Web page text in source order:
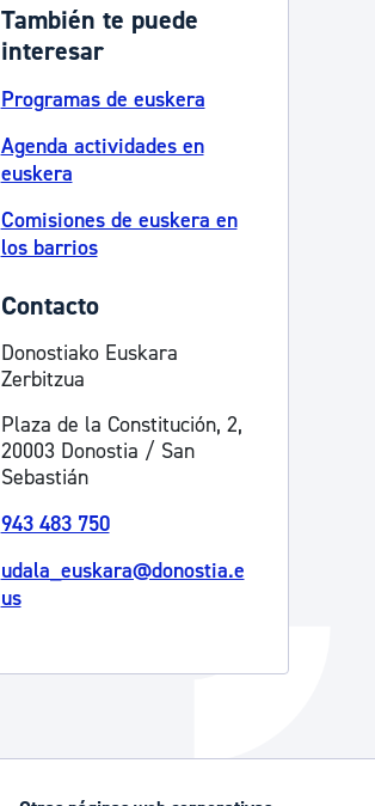
Catálogo de trámites
También te puede
interesar
Programas de euskera
Agenda actividades en
euskera
Comisiones de euskera en
los barrios
Contacto
Donostiako Euskara
Zerbitzua
Plaza de la Constitución, 2,
20003 Donostia / San
Sebastián
943 483 750
udala_euskara@donostia.e
us